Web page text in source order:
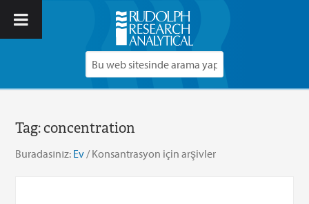
Tag:concentration
Buradasınız: Ev /Konsantrasyon için arşivler